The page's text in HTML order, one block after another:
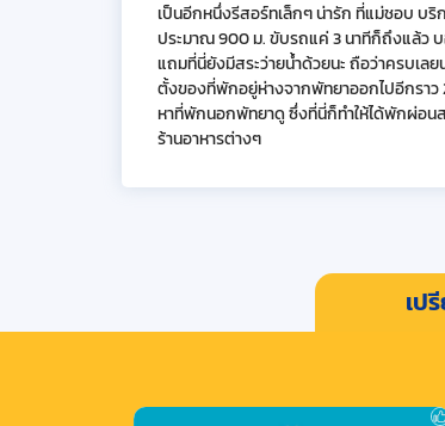
เป็นอีกหนึ่งรีสอร์ทเล็กๆ น่ารัก ที่แม่ชอบ บ
ประมาณ 900 ม. ขับรถแค่ 3 นาทีก็ถึงแล้ว
แถมที่นี่ยังมีสระว่ายน้ำด้วยนะ ถือว่าครบเล
ตั้งของที่พักอยู่ห่างจากพัทยาออกไปอีกราว
หาที่พักนอกพัทยาดู ซึ่งที่นี่ก็ทำให้ได้พักผ่อน
ร้านอาหารต่างๆ
เป